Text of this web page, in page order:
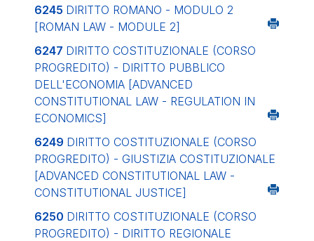
6245 DIRITTO ROMANO - MODULO 2
[ROMAN LAW - MODULE 2]
6247 DIRITTO COSTITUZIONALE (CORSO
PROGREDITO) - DIRITTO PUBBLICO
DELL'ECONOMIA [ADVANCED
CONSTITUTIONAL LAW - REGULATION IN
ECONOMICS]
6249 DIRITTO COSTITUZIONALE (CORSO
PROGREDITO) - GIUSTIZIA COSTITUZIONALE
[ADVANCED CONSTITUTIONAL LAW -
CONSTITUTIONAL JUSTICE]
6250 DIRITTO COSTITUZIONALE (CORSO
PROGREDITO) - DIRITTO REGIONALE